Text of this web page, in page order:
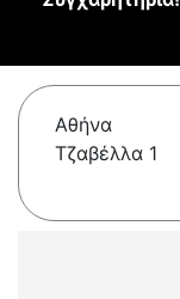
Αθήνα
Τζαβέλλα 1